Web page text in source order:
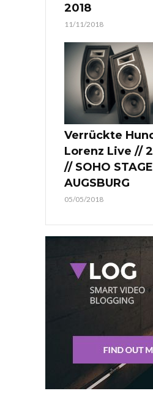
2018
11/11/2018
Verrückte
Lorenz Live //
// SOHO STAGE
AUGSBURG
05/05/2018